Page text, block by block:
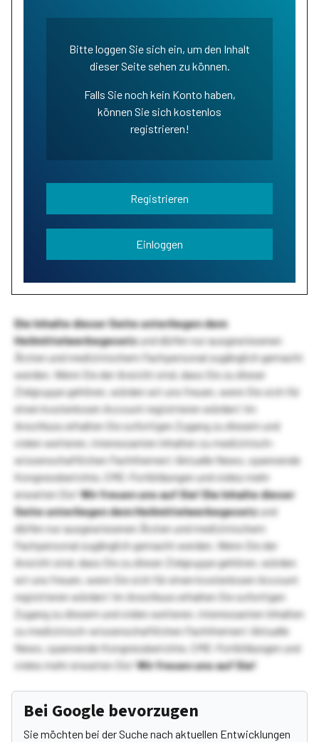
Bitte loggen Sie sich ein, um den Inhalt
dieser Seite sehen zu können.
Falls Sie noch kein Konto haben,
können Sie sich kostenlos
registrieren!
Registrieren
Einloggen
Die Inhalte dieser Seite unterliegen dem
Heilmittelwerbegesetzund dürfen nur ausgewiesenen
Ärzten und medizinischem Fachpersonal zugänglich gemacht
werden. Wenn Sie der Ansicht sind, dass Sie zu dieser
Zielgruppe gehören, würden wir uns freuen, wenn Sie sich für
einen kostenlosen Account registrieren würden! Im
Anschluss erhalten Sie sofortigen Zugang zu diesem und
vielen weiteren, interessanten Inhalten zu medizinisch-
wissenschaftlichen Fachthemen! Aktuelle News, spannende
Kongressberichte, CME-Fortbildungen und vieles mehr
erwarten Sie!Wir freuen uns auf Sie!Die Inhalte dieser
Seite unterliegen dem Heilmittelwerbegesetzund
dürfen nur ausgewiesenen Ärzten und medizinischem
Fachpersonal zugänglich gemacht werden. Wenn Sie der
Ansicht sind, dass Sie zu dieser Zielgruppe gehören, würden
wir uns freuen, wenn Sie sich für einen kostenlosen Account
registrieren würden! Im Anschluss erhalten Sie sofortigen
Zugang zu diesem und vielen weiteren, interessanten Inhalten
zu medizinisch-wissenschaftlichen Fachthemen! Aktuelle
News, spannende Kongressberichte, CME-Fortbildungen und
vieles mehr erwarten Sie!Wir freuen uns auf Sie!
Bei Google bevorzugen
Sie möchten bei der Suche nach aktuellen Entwicklungen